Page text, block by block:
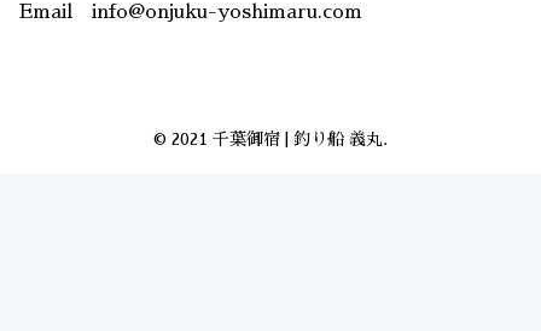
Email info@onjuku-yoshimaru.com
© 2021 千葉御宿 | 釣り船 義丸.